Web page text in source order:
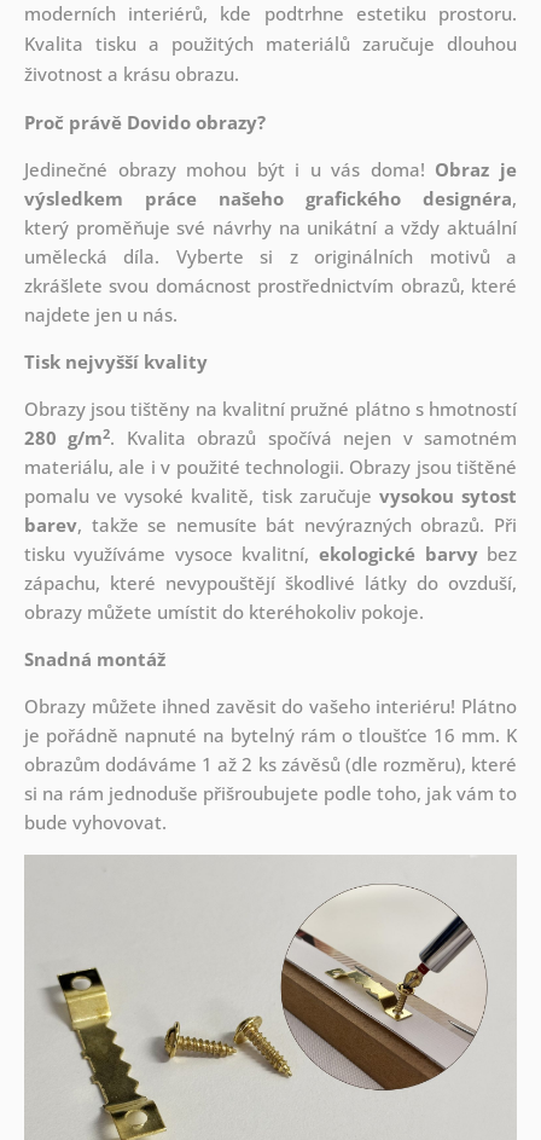
moderních interiérů, kde podtrhne estetiku prostoru.
Kvalita tisku a použitých materiálů zaručuje dlouhou
životnost a krásu obrazu.
Proč právě Dovido obrazy?
Jedinečné obrazy mohou být i u vás doma! Obraz je
výsledkem práce našeho grafického designéra,
který proměňuje své návrhy na unikátní a vždy aktuální
umělecká díla. Vyberte si z originálních motivů a
zkrášlete svou domácnost prostřednictvím obrazů, které
najdete jen u nás.
Tisk nejvyšší kvality
Obrazy jsou tištěny na kvalitní pružné plátno s hmotností
280 g/m2. Kvalita obrazů spočívá nejen v samotném
materiálu, ale i v použité technologii. Obrazy jsou tištěné
pomalu ve vysoké kvalitě, tisk zaručuje vysokou sytost
barev, takže se nemusíte bát nevýrazných obrazů. Při
tisku využíváme vysoce kvalitní,ekologické barvybez
zápachu, které nevypouštějí škodlivé látky do ovzduší,
obrazy můžete umístit do kteréhokoliv pokoje.
Snadná montáž
Obrazy můžete ihned zavěsit do vašeho interiéru! Plátno
je pořádně napnuté na bytelný rám o tloušťce 16 mm. K
obrazům dodáváme 1 až 2 ks závěsů (dle rozměru), které
si na rám jednoduše přišroubujete podle toho, jak vám to
bude vyhovovat.